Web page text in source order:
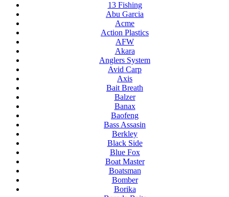
13 Fishing
Abu Garcia
Acme
Action Plastics
AFW
Akara
Anglers System
Avid Carp
Axis
Bait Breath
Balzer
Banax
Baofeng
Bass Assasin
Berkley
Black Side
Blue Fox
Boat Master
Boatsman
Bomber
Borika